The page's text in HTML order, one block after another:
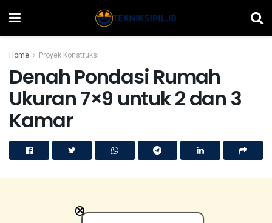
Home Proyek Konstruksi
Denah Pondasi Rumah
Ukuran 7×9 untuk 2 dan 3
Kamar
×